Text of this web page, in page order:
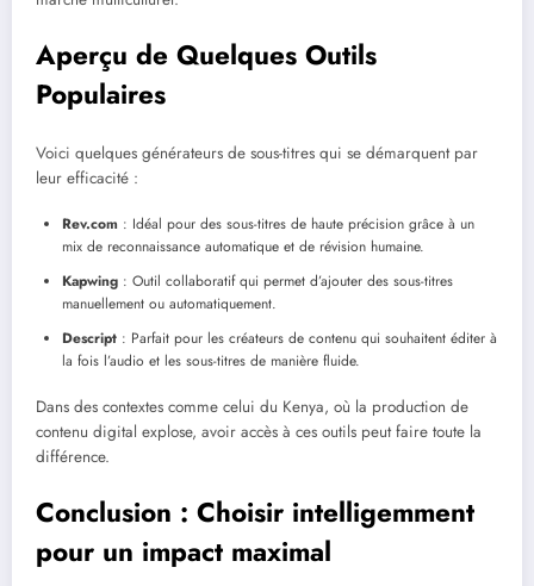
Aperçu de Quelques Outils
Populaires
Voici quelques générateurs de sous-titres qui se démarquent par
leur efficacité :
Rev.com : Idéal pour des sous-titres de haute précision grâce à un
mix de reconnaissance automatique et de révision humaine.
Kapwing : Outil collaboratif qui permet d’ajouter des sous-titres
manuellement ou automatiquement.
Descript : Parfait pour les créateurs de contenu qui souhaitent éditer à
la fois l’audio et les sous-titres de manière fluide.
Dans des contextes comme celui du Kenya, où la production de
contenu digital explose, avoir accès à ces outils peut faire toute la
différence.
Conclusion : Choisir intelligemment
pour un impact maximal